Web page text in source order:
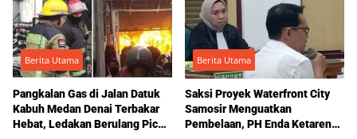
Berita Utama
Pangkalan Gas di Jalan Datuk
Kabuh Medan Denai Terbakar
Hebat, Ledakan Berulang Picu
Berita Utama
Saksi Proyek Waterfront City
Samosir Menguatkan
Pembelaan, PH Enda Ketaren